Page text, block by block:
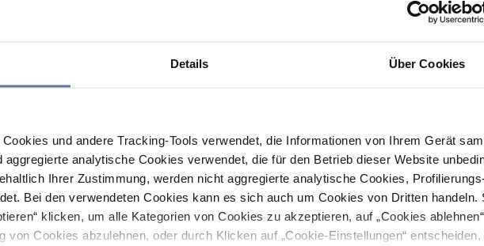
Details Über Cookies
und andere Tracking-Tools verwendet, die Informationen von Ihrem Gerät
aggregierte analytische Cookies verwendet, die für den Betrieb dieser Website
Ihrer Zustimmung, werden nicht aggregierte analytische Cookies,
Bei den verwendeten Cookies kann es sich auch um Cookies von Dritten handeln.
klicken, um alle Kategorien von Cookies zu akzeptieren, auf „Cookies ablehnen“
von Cookies abzulehnen, oder durch Klicken auf „Cookie-Einstellungen“ entscheiden,